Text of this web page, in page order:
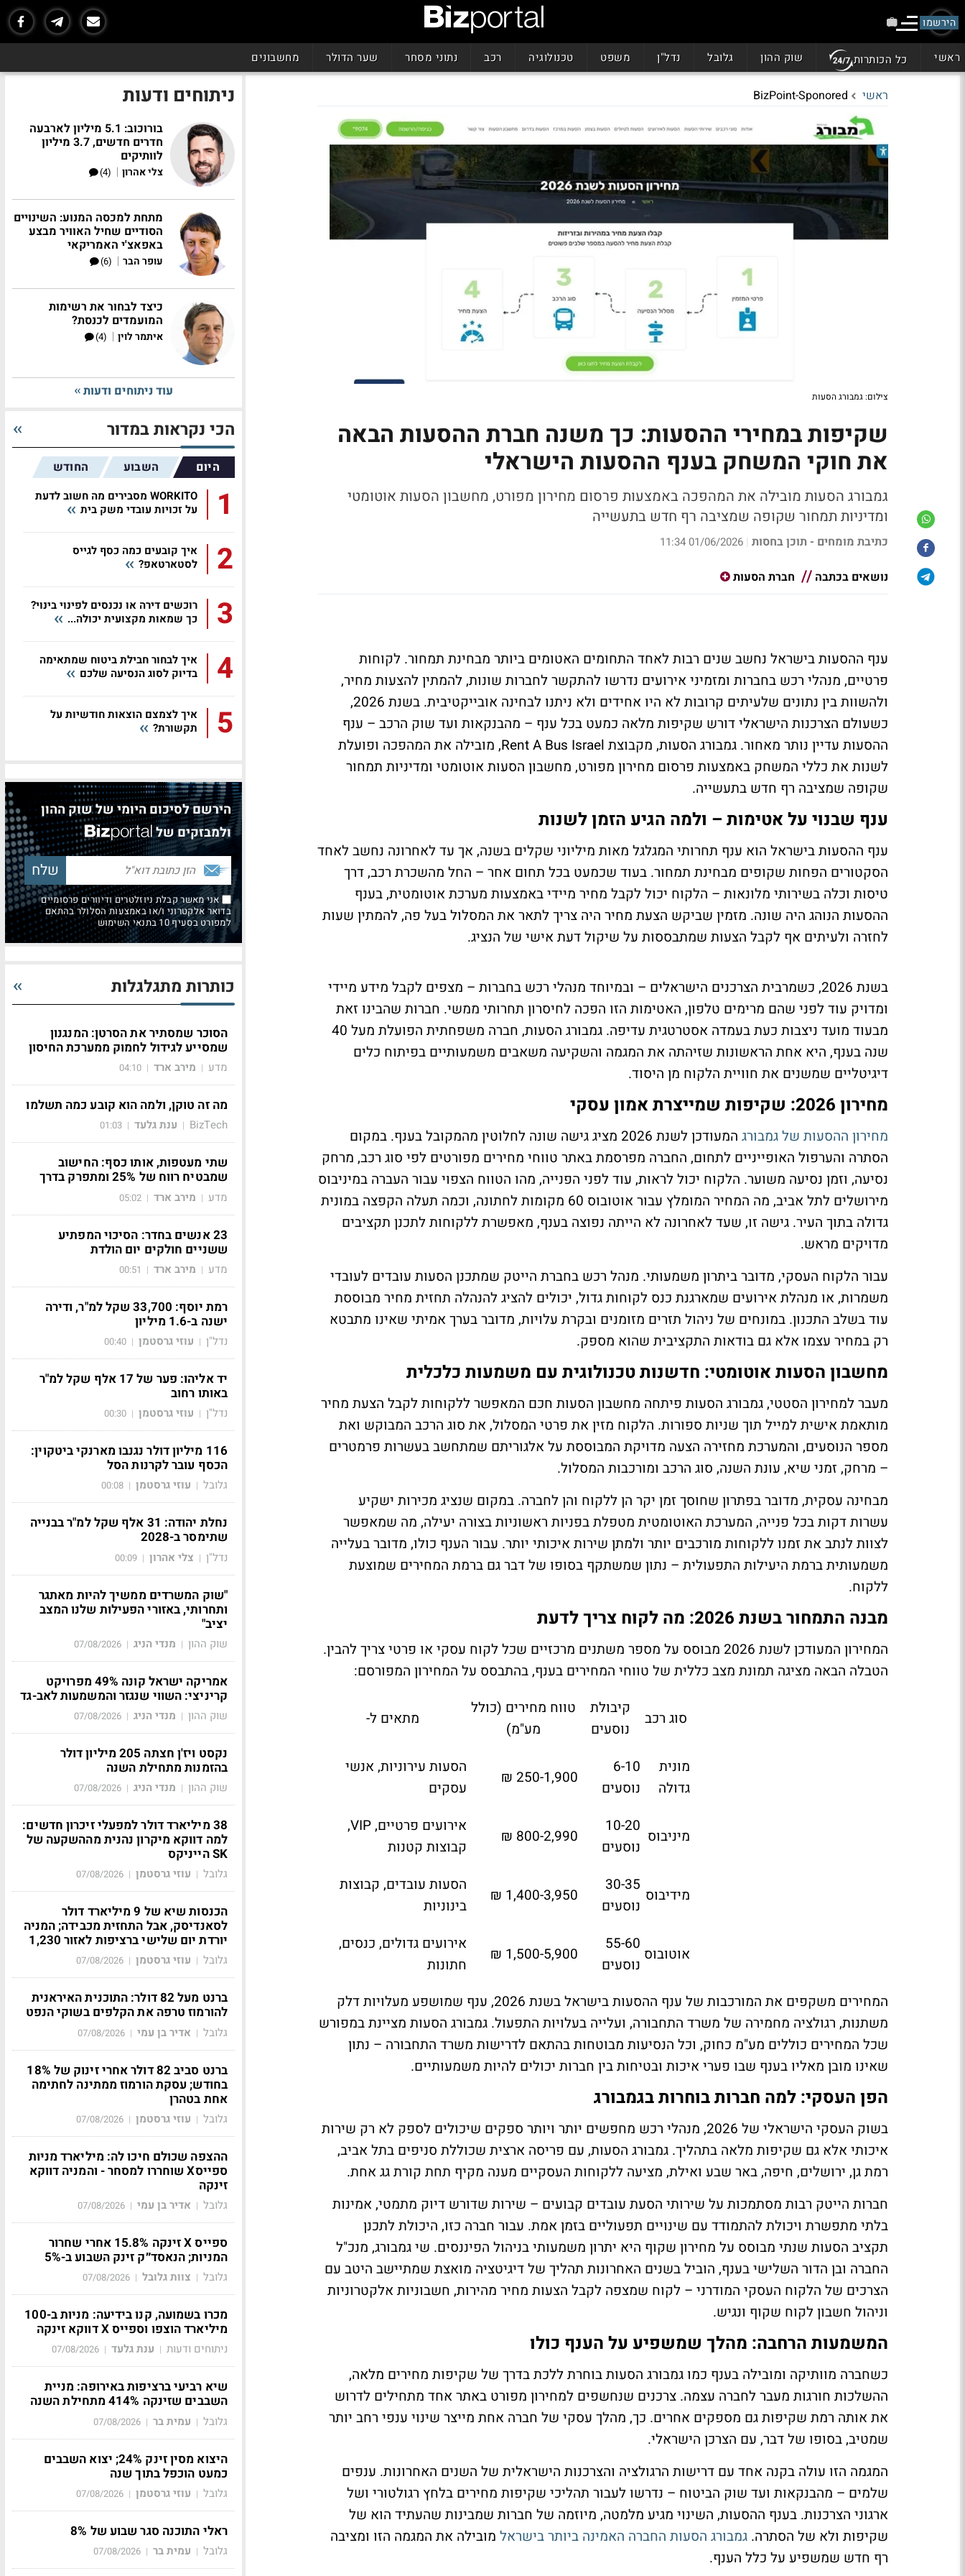
הירשמו
ראשי כל הכותרות שוק ההון גלובל נדל"ן משפט טכנולוגיה רכב נתוני מסחר שער הדולר מחשבונים
ראשי BizPoint-Sponored
צילום: גמבורג הסעות
שקיפות במחירי ההסעות: כך משנה חברת ההסעות הבאה
את חוקי המשחק בענף ההסעות הישראלי
גמבורג הסעות מובילה את המהפכה באמצעות פרסום מחירון מפורט, מחשבון הסעות אוטומטי
ומדיניות תמחור שקופה שמציבה רף חדש בתעשייה
כתיבת מומחים - תוכן בחסות |
01/06/2026 11:34
נושאים בכתבה חברת הסעות
ענף ההסעות בישראל נחשב שנים רבות לאחד התחומים האטומים ביותר מבחינת תמחור. לקוחות
פרטיים, מנהלי רכש בחברות ומזמיני אירועים נדרשו להתקשר לחברות שונות, להמתין להצעות מחיר,
ולהשוות בין נתונים שלעיתים קרובות לא היו אחידים ולא ניתנו לבחינה אובייקטיבית. בשנת 2026,
כשעולם הצרכנות הישראלי דורש שקיפות מלאה כמעט בכל ענף – מהבנקאות ועד שוק הרכב – ענף
ההסעות עדיין נותר מאחור. גמבורג הסעות, מקבוצת Rent A Bus Israel, מובילה את המהפכה ופועלת
לשנות את כללי המשחק באמצעות פרסום מחירון מפורט, מחשבון הסעות אוטומטי ומדיניות תמחור
שקופה שמציבה רף חדש בתעשייה.
ענף שבנוי על אטימות – ולמה הגיע הזמן לשנות
ענף ההסעות בישראל הוא ענף תחרותי המגלגל מאות מיליוני שקלים בשנה, אך עד לאחרונה נחשב לאחד
הסקטורים הפחות שקופים מבחינת תמחור. בעוד שכמעט בכל תחום אחר – החל מהשכרת רכב, דרך
טיסות וכלה בשירותי מלונאות – הלקוח יכול לקבל מחיר מיידי באמצעות מערכת אוטומטית, בענף
ההסעות הנוהג היה שונה. מזמין שביקש הצעת מחיר היה צריך לתאר את המסלול בעל פה, להמתין שעות
לחזרה ולעיתים אף לקבל הצעות שמתבססות על שיקול דעת אישי של הנציג.
בשנת 2026, כשמרבית הצרכנים הישראלים – ובמיוחד מנהלי רכש בחברות – מצפים לקבל מידע מיידי
ומדויק עוד לפני שהם מרימים טלפון, האטימות הזו הפכה לחיסרון תחרותי ממשי. חברות שהבינו זאת
מבעוד מועד ניצבות כעת בעמדה אסטרטגית עדיפה. גמבורג הסעות, חברה משפחתית הפועלת מעל 40
שנה בענף, היא אחת הראשונות שזיהתה את המגמה והשקיעה משאבים משמעותיים בפיתוח כלים
דיגיטליים שמשנים את חוויית הלקוח מן היסוד.
מחירון 2026: שקיפות שמייצרת אמון עסקי
מחירון ההסעות של גמבורג
המעודכן לשנת 2026 מציג גישה שונה לחלוטין מהמקובל בענף. במקום
הסתרה והערפול האופייניים לתחום, החברה מפרסמת באתר טווחי מחירים מפורטים לפי סוג רכב, מרחק
נסיעה, וזמן נסיעה משוער. הלקוח יכול לראות, עוד לפני הפנייה, מהו הטווח הצפוי עבור העברה במיניבוס
מירושלים לתל אביב, מה המחיר המומלץ עבור אוטובוס 60 מקומות לחתונה, וכמה תעלה הקפצה במונית
גדולה בתוך העיר. גישה זו, שעד לאחרונה לא הייתה נפוצה בענף, מאפשרת ללקוחות לתכנן תקציבים
מדויקים מראש.
עבור הלקוח העסקי, מדובר ביתרון משמעותי. מנהל רכש בחברת הייטק שמתכנן הסעות עובדים לעובדי
משמרות, או מנהלת אירועים שמארגנת כנס לקוחות גדול, יכולים להציג להנהלה תחזית מחיר מבוססת
עוד בשלב התכנון. במונחים של ניהול תזרים מזומנים ובקרת עלויות, מדובר בערך אמיתי שאינו מתבטא
רק במחיר עצמו אלא גם בודאות התקציבית שהוא מספק.
מחשבון הסעות אוטומטי: חדשנות טכנולוגית עם משמעות כלכלית
מעבר למחירון הסטטי, גמבורג הסעות פיתחה מחשבון הסעות חכם המאפשר ללקוחות לקבל הצעת מחיר
מותאמת אישית למייל תוך שניות ספורות. הלקוח מזין את פרטי המסלול, את סוג הרכב המבוקש ואת
מספר הנוסעים, והמערכת מחזירה הצעה מדויקת המבוססת על אלגוריתם שמתחשב בעשרות פרמטרים
– מרחק, זמני שיא, עונת השנה, סוג הרכב ומורכבות המסלול.
מבחינה עסקית, מדובר בפתרון שחוסך זמן יקר הן ללקוח והן לחברה. במקום שנציג מכירות ישקיע
עשרות דקות בכל פנייה, המערכת האוטומטית מטפלת בפניות ראשוניות בצורה יעילה, מה שמאפשר
לצוות לנתב את זמנו ללקוחות מורכבים יותר ולמתן שירות איכותי יותר. עבור הענף כולו, מדובר בעלייה
משמעותית ברמת היעילות התפעולית – נתון שמשתקף בסופו של דבר גם ברמת המחירים שמוצעת
ללקוח.
מבנה התמחור בשנת 2026: מה לקוח צריך לדעת
המחירון המעודכן לשנת 2026 מבוסס על מספר משתנים מרכזיים שכל לקוח עסקי או פרטי צריך להבין.
הטבלה הבאה מציגה תמונת מצב כללית של טווחי המחירים בענף, בהתבסס על המחירון המפורסם:
סוג רכב
קיבולת
נוסעים
טווח מחירים (כולל
מע"מ)
מתאים ל-
מונית
גדולה
6-10
נוסעים
250-1,900 ₪
הסעות עירוניות, אנשי
עסקים
מיניבוס
10-20
נוסעים
800-2,990 ₪
אירועים פרטיים, VIP,
קבוצות קטנות
מידיבוס
30-35
נוסעים
1,400-3,950 ₪
הסעות עובדים, קבוצות
בינוניות
אוטובוס
55-60
נוסעים
1,500-5,900 ₪
אירועים גדולים, כנסים,
חתונות
המחירים משקפים את המורכבות של ענף ההסעות בישראל בשנת 2026, ענף שמושפע מעלויות דלק
משתנות, רגולציה מחמירה של משרד התחבורה, ועלייה בעלויות התפעול. גמבורג הסעות מציינת במפורש
שכל המחירים כוללים מע"מ כחוק, וכל הנסיעות מבוטחות בהתאם לדרישות משרד התחבורה – נתון
שאינו מובן מאליו בענף שבו פערי איכות ובטיחות בין חברות יכולים להיות משמעותיים.
הפן העסקי: למה חברות בוחרות בגמבורג
בשוק העסקי הישראלי של 2026, מנהלי רכש מחפשים יותר ויותר ספקים שיכולים לספק לא רק שירות
איכותי אלא גם שקיפות מלאה בתהליך. גמבורג הסעות, עם פריסה ארצית שכוללת סניפים בתל אביב,
רמת גן, ירושלים, חיפה, באר שבע ואילת, מציעה ללקוחות העסקיים מענה מקיף תחת קורת גג אחת.
חברות הייטק רבות מסתמכות על שירותי הסעת עובדים קבועים – שירות שדורש דיוק מתמטי, אמינות
בלתי מתפשרת ויכולת להתמודד עם שינויים תפעוליים בזמן אמת. עבור חברה כזו, היכולת לתכנן
תקציב הסעות שנתי מבוסס על מחירון שקוף היא יתרון משמעותי בניהול הפיננסים. שי גמבורג, מנכ"ל
החברה ובן הדור השלישי בענף, הוביל בשנים האחרונות תהליך של דיגיטציה מואצת שמתיישב היטב עם
הצרכים של הלקוח העסקי המודרני – לקוח שמצפה לקבל הצעות מחיר מהירות, חשבוניות אלקטרוניות
וניהול חשבון לקוח שקוף ונגיש.
המשמעות הרחבה: מהלך שמשפיע על הענף כולו
כשחברה מוותיקה ומובילה בענף כמו גמבורג הסעות בוחרת ללכת בדרך של שקיפות מחירים מלאה,
ההשלכות חורגות מעבר לחברה עצמה. צרכנים שנחשפים למחירון מפורט באתר אחד מתחילים לדרוש
את אותה רמת שקיפות גם מספקים אחרים. כך, מהלך עסקי של חברה אחת מייצר שינוי ענפי רחב יותר
שמטיב, בסופו של דבר, עם הצרכן הישראלי.
המגמה הזו עולה בקנה אחד עם דרישות הרגולציה והצרכנות הישראלית של השנים האחרונות. ענפים
שלמים – מהבנקאות ועד שוק הביטוח – נדרשו לעבור תהליכי שקיפות מחירים בלחץ רגולטורי ושל
ארגוני הצרכנות. בענף ההסעות, השינוי מגיע מלמטה, מיוזמה של חברות שמבינות שהעתיד הוא של
שקיפות ולא של הסתרה. גמבורג הסעות החברה האמינה ביותר בישראל מובילה את המגמה הזו ומציבה
רף חדש שמשפיע על כלל הענף.
ניתוחים ודעות
בורוכוב: 5.1 מיליון לארבעה
חדרים חדשים, 3.7 מיליון
לוותיקים
צלי אהרון |
(4)
מתחת למכסה המנוע: השינויים
הסודיים שחיל האוויר מבצע
באפאצ'י האמריקאי
עופר הבר |
(6)
כיצד לבחור את רשימות
המועמדים לכנסת?
איתמר לוין |
(4)
עוד ניתוחים ודעות
הכי נקראות במדור
היום השבוע החודש
1
WORKITO מסבירים מה חשוב לדעת
על זכויות עובדי משק בית
2
איך קובעים כמה כסף לגייס
לסטארטאפ?
3
רוכשים דירה או נכנסים לפינוי בינוי?
כך שמאות מקצועית יכולה...
4
איך לבחור חבילת ביטוח שמתאימה
בדיוק לסוג הנסיעה שלכם
5
איך לצמצם הוצאות חודשיות על
תקשורת?
הירשם לסיכום היומי של שוק ההון
ולמבזקים של
אני מאשר קבלת ניוזלטרים ודיוורים פרסומיים
בדואר אלקטרוני ו/או באמצעות הסלולר בהתאם
למפורט בסעיף 10 בתנאי השימוש
כותרות מתגלגלות
הסוכר שמסתיר את הסרטן: המנגנון
שמסייע לגידול לחמוק ממערכת החיסון
מדע | מירב ארד |
04:10
מה זה טוקן, ולמה הוא קובע כמה תשלמו
BizTech
| ענת גלעד |
01:03
שתי מעטפות, אותו כסף: החישוב
שמבטיח רווח של 25% ומתפרק בדרך
מדע | מירב ארד |
05:02
23 אנשים בחדר: הסיכוי המפתיע
ששניים חולקים יום הולדת
מדע | מירב ארד |
00:51
רמת יוסף: 33,700 שקל למ"ר, ודירה
ישנה ב-1.6 מיליון
נדל"ן | עוזי גרסטמן |
00:40
יד אליהו: פער של 17 אלף שקל למ"ר
באותו רחוב
נדל"ן | עוזי גרסטמן |
00:30
116 מיליון דולר נגנבו מארנקי ביטקוין:
הכסף עובר לקרנות הסל
גלובל | עוזי גרסטמן |
00:08
נחלת יהודה: 31 אלף שקל למ"ר בבנייה
שתימסר ב-2028
נדל"ן | צלי אהרון |
00:09
"שוק המשרדים ממשיך להיות מאתגר
ותחרותי, באזורי הפעילות שלנו המצב
יציב"
שוק ההון | מנדי הניג |
07/08/2026
אמריקה ישראל קונה 49% מפרויקט
קריניצי: השווי שנגזר והמשמעות לאב-גד
שוק ההון | מנדי הניג |
07/08/2026
נקסט ויז'ן חצתה 205 מיליון דולר
בהזמנות מתחילת השנה
שוק ההון | מנדי הניג |
07/08/2026
38 מיליארד דולר למפעלי זיכרון חדשים:
למה דווקא מיקרון נהנית מההשקעה של
SK הייניקס
גלובל | עוזי גרסטמן |
07/08/2026
הכנסות שיא של 9 מיליארד דולר
לסאנדיסק, אבל התחזית מכבידה; המניה
יורדת יום שלישי ברציפות לאזור 1,230
גלובל | עוזי גרסטמן |
07/08/2026
ברנט מעל 82 דולר: התוכנית האיראנית
להורמוז טרפה את הקלפים בשוקי הנפט
גלובל | אדיר בן עמי |
07/08/2026
ברנט סביב 82 דולר אחרי זינוק של 18%
בחודש; עסקת הורמוז ממתינה לחתימה
אחת בטהרן
גלובל | עוזי גרסטמן |
07/08/2026
ההצפה שכולם חיכו לה: מיליארד מניות
ספייסX שוחררו למסחר - והמניה דווקא
זינקה
גלובל | אדיר בן עמי |
07/08/2026
ספייס X זינקה 15.8% אחרי שחרור
המניות; הנאסד״ק זינק השבוע ב-5%
גלובל | צוות גלובל |
07/08/2026
מכרו בשמועה, קנו בידיעה: מניות ב-100
מיליארד הוצפו וספייס X דווקא זינקה
ניתוחים ודעות | ענת גלעד |
07/08/2026
שיא רביעי ברציפות באירופה: מניית
השבבים שזינקה 414% מתחילת השנה
גלובל | עמית בר |
07/08/2026
היצוא מסין זינק 24%; יצוא השבבים
כמעט הוכפל בתוך שנה
גלובל | עוזי גרסטמן |
07/08/2026
ראלי התוכנה סגר שבוע של 8%
גלובל | עמית בר |
07/08/2026